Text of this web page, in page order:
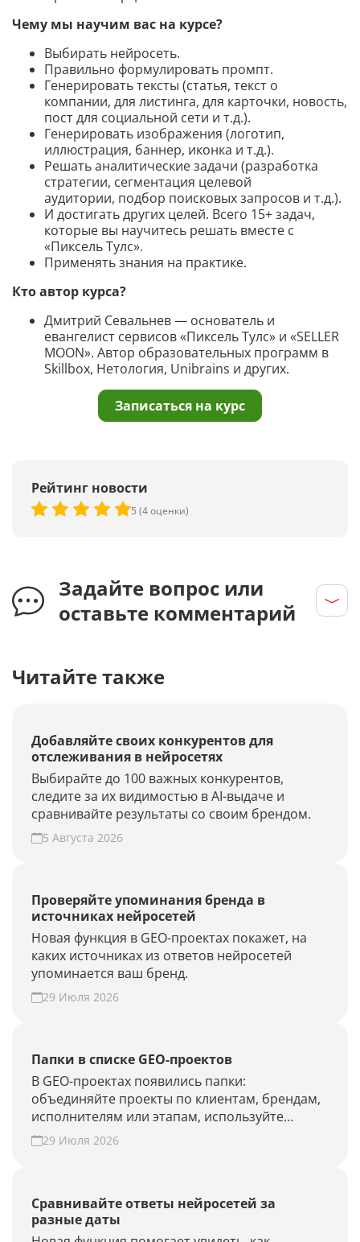
Чему мы научим вас на курсе?
Выбирать нейросеть.
Правильно формулировать промпт.
Генерировать тексты (статья, текст о
компании, для листинга, для карточки, новость,
пост для социальной сети и т.д.).
Генерировать изображения (логотип,
иллюстрация, баннер, иконка и т.д.).
Решать аналитические задачи (разработка
стратегии, сегментация целевой
аудитории, подбор поисковых запросов и т.д.).
И достигать других целей. Всего 15+ задач,
которые вы научитесь решать вместе с
«Пиксель Тулс».
Применять знания на практике.
Кто автор курса?
Дмитрий Севальнев — основатель и
евангелист сервисов «Пиксель Тулс» и «SELLER
MOON». Автор образовательных программ в
Skillbox, Нетология, Unibrains и других.
Записаться на курс
Рейтинг новости
5 (4 оценки)
Задайте вопрос или
оставьте комментарий
Читайте также
Добавляйте своих конкурентов для
отслеживания в нейросетях
Выбирайте до 100 важных конкурентов,
следите за их видимостью в AI-выдаче и
сравнивайте результаты со своим брендом.
5 Августа 2026
Проверяйте упоминания бренда в
источниках нейросетей
Новая функция в GEO-проектах покажет, на
каких источниках из ответов нейросетей
упоминается ваш бренд.
29 Июля 2026
Папки в списке GEO-проектов
В GEO-проектах появились папки:
объединяйте проекты по клиентам, брендам,
исполнителям или этапам, используйте
фильтры и быстрее находите нужные.
Наведите порядок в списке проектов.
29 Июля 2026
Сравнивайте ответы нейросетей за
разные даты